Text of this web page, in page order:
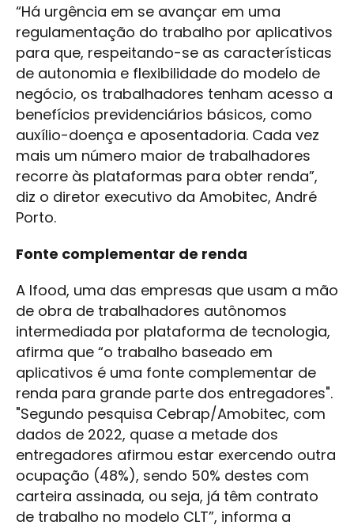
“Há urgência em se avançar em uma
regulamentação do trabalho por aplicativos
para que, respeitando-se as características
de autonomia e flexibilidade do modelo de
negócio, os trabalhadores tenham acesso a
benefícios previdenciários básicos, como
auxílio-doença e aposentadoria. Cada vez
mais um número maior de trabalhadores
recorre às plataformas para obter renda”,
diz o diretor executivo da Amobitec, André
Porto.
Fonte complementar de renda
A Ifood, uma das empresas que usam a mão
de obra de trabalhadores autônomos
intermediada por plataforma de tecnologia,
afirma que “o trabalho baseado em
aplicativos é uma fonte complementar de
renda para grande parte dos entregadores".
"Segundo pesquisa Cebrap/Amobitec, com
dados de 2022, quase a metade dos
entregadores afirmou estar exercendo outra
ocupação (48%), sendo 50% destes com
carteira assinada, ou seja, já têm contrato
de trabalho no modelo CLT”, informa a